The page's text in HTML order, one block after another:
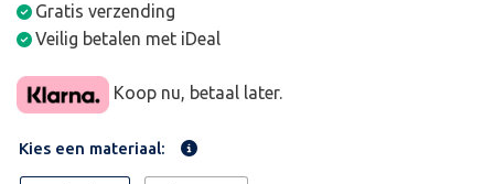
Gratis verzending
Veilig betalen met iDeal
Koop nu, betaal later.
Kies een materiaal: